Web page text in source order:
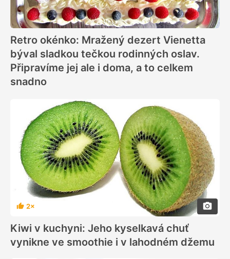
Retro okénko: Mražený dezert Vienetta
býval sladkou tečkou rodinných oslav.
Připravíme jej ale i doma, a to celkem
snadno
Hodnocení
2×
Kiwi v kuchyni: Jeho kyselkavá chuť
vynikne ve smoothie i v lahodném džemu